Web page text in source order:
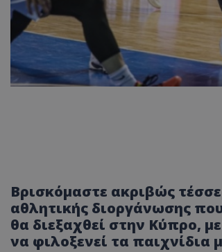
Βρισκόμαστε ακριβώς
αθλητικής διοργάνωσης
θα διεξαχθεί στην Κύπρο,
να φιλοξενεί τα παιχνίδια